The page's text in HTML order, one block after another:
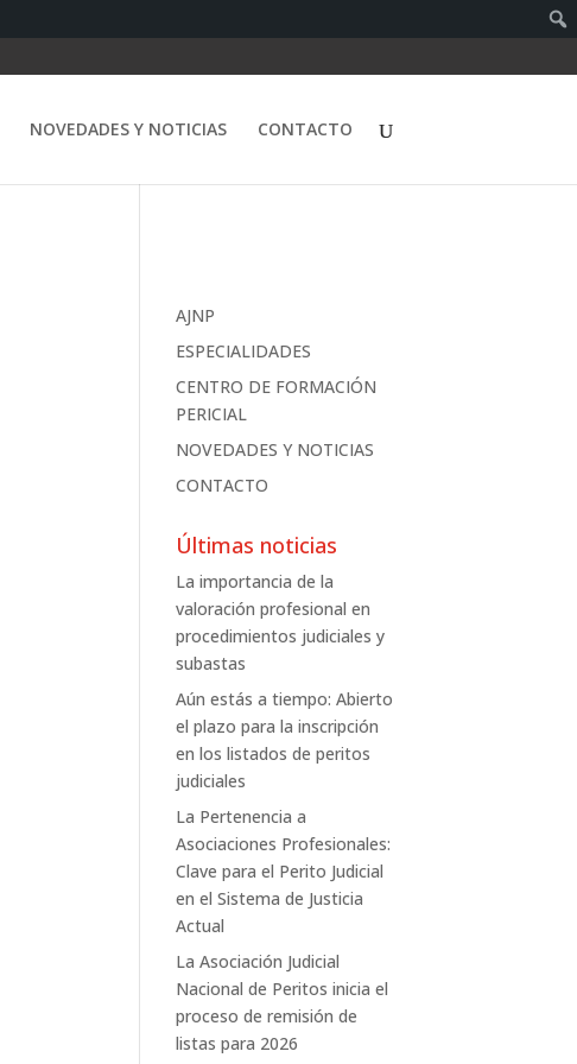
NOVEDADES Y NOTICIAS CONTACTO
AJNP
ESPECIALIDADES
CENTRO DE FORMACIÓN
PERICIAL
NOVEDADES Y NOTICIAS
CONTACTO
Últimas noticias
La importancia de la
valoración profesional en
procedimientos judiciales y
subastas
Aún estás a tiempo: Abierto
el plazo para la inscripción
en los listados de peritos
judiciales
La Pertenencia a
Asociaciones Profesionales:
Clave para el Perito Judicial
en el Sistema de Justicia
Actual
La Asociación Judicial
Nacional de Peritos inicia el
proceso de remisión de
listas para 2026